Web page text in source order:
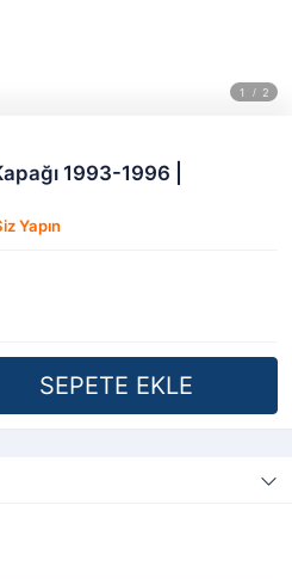
1993-1996 |
Yapın